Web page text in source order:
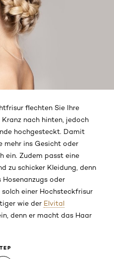
flechten Sie Ihre
nach hinten, jedoch
hochgesteckt. Damit
mehr ins Gesicht oder
ein. Zudem passt eine
zu schicker Kleidung, denn
oder
einer Hochsteckfrisur
wie der Elvital
denn er macht das Haar